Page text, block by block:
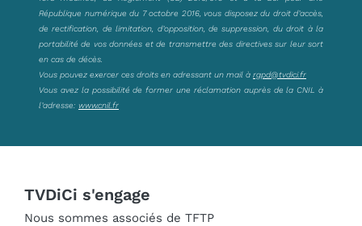
République numérique du 7 octobre 2016, vous disposez du droit d’accès,
de rectification, de limitation, d’opposition, de suppression, du droit à la
portabilité de vos données et de transmettre des directives sur leur sort
en cas de décès.
Vous pouvez exercer ces droits en adressant un mail à rgpd@tvdici.fr
Vous avez la possibilité de former une réclamation auprès de la CNIL à
l’adresse: www.cnil.fr
TVDiCi s'engage
Nous sommes associés de TFTP